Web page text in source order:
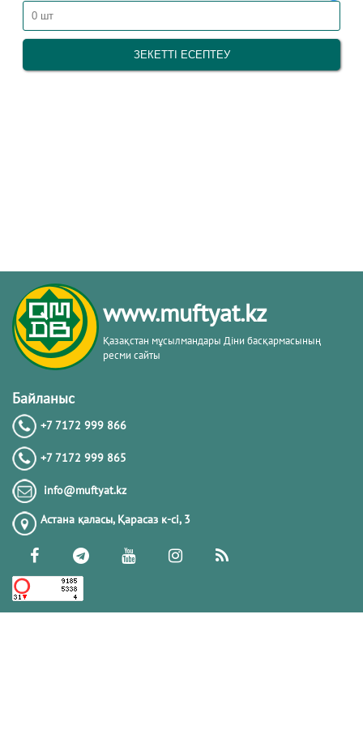
www.muftyat.kz
Қазақстан мұсылмандары Діни басқармасының
ресми сайты
Байланыс
+7 7172 999 866
+7 7172 999 865
info@muftyat.kz
Астана қаласы, Қарасаз к-сi, 3